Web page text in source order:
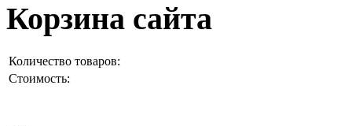
Корзина сайта
Количество товаров:
Стоимость: